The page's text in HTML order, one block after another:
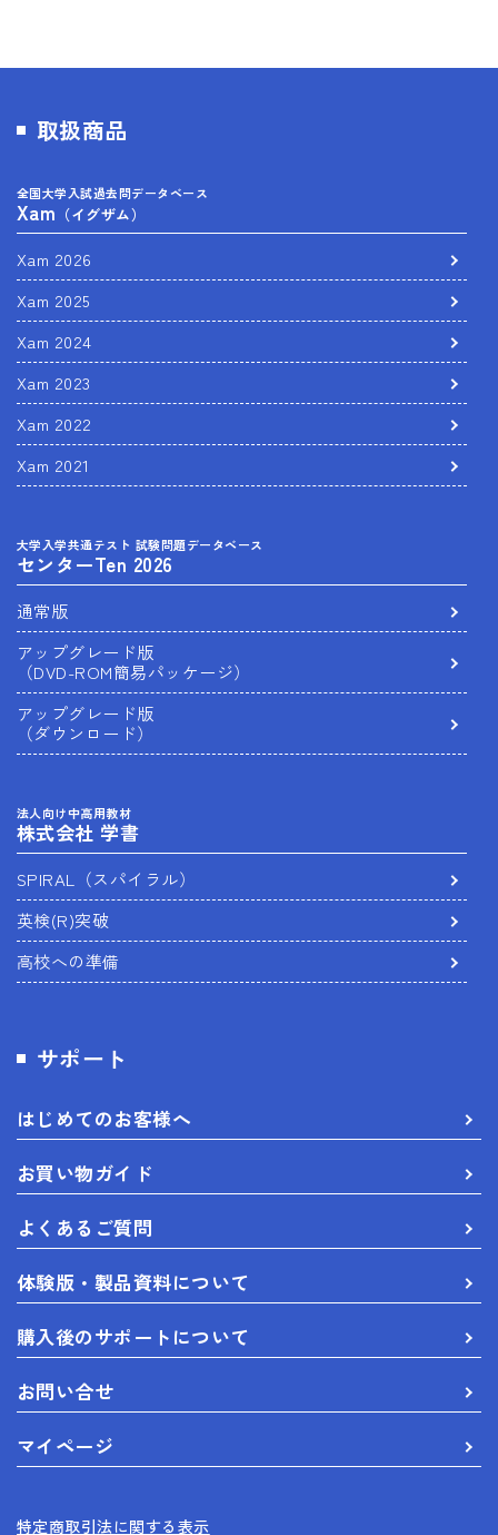
取扱商品
全国大学入試過去問データベース
Xam （イグザム）
Xam 2026
Xam 2025
Xam 2024
Xam 2023
Xam 2022
Xam 2021
大学入学共通テスト 試験問題データベース
センターTen 2026
通常版
アップグレード版
（DVD-ROM簡易パッケージ）
アップグレード版
（ダウンロード）
法人向け中高用教材
株式会社 学書
SPIRAL（スパイラル）
英検(R)突破
高校への準備
サポート
はじめてのお客様へ
お買い物ガイド
よくあるご質問
体験版・製品資料について
購入後のサポートについて
お問い合せ
マイページ
特定商取引法に関する表示